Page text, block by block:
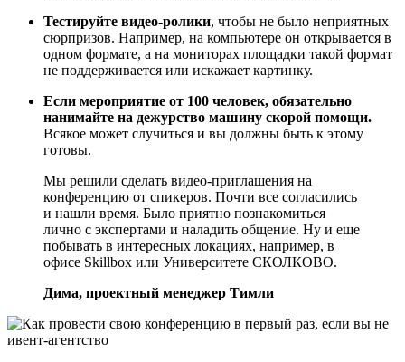
Тестируйте видео-ролики, чтобы не было неприятных
сюрпризов. Например, на компьютере он открывается в
одном формате, а на мониторах площадки такой формат
не поддерживается или искажает картинку.
Если мероприятие от 100 человек, обязательно
нанимайте на дежурство машину скорой помощи.
Всякое может случиться и вы должны быть к этому
готовы.
Мы решили сделать видео-приглашения на
конференцию от спикеров. Почти все согласились
и нашли время. Было приятно познакомиться
лично с экспертами и наладить общение. Ну и еще
побывать в интересных локациях, например, в
офисе Skillbox или Университете СКОЛКОВО.
Дима, проектный менеджер Тимли